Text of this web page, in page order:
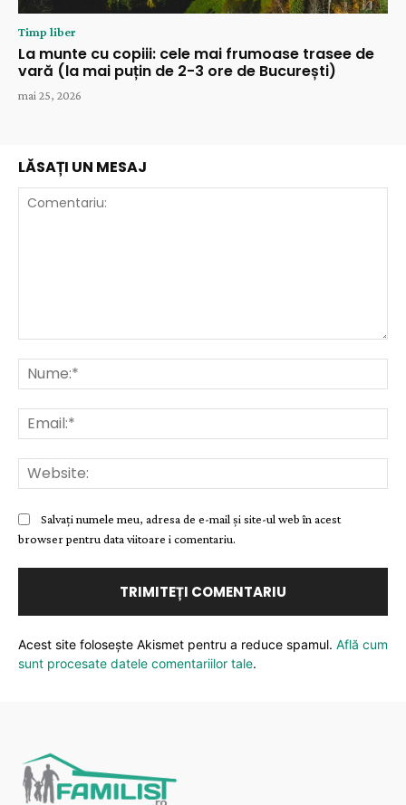
Timp liber
La munte cu copiii: cele mai frumoase trasee de
vară (la mai puțin de 2-3 ore de București)
mai 25, 2026
LĂSAȚI UN MESAJ
Salvați numele meu, adresa de e-mail și site-ul web în acest
browser pentru data viitoare i comentariu.
Acest site folosește Akismet pentru a reduce spamul. Află cum
sunt procesate datele comentariilor tale.